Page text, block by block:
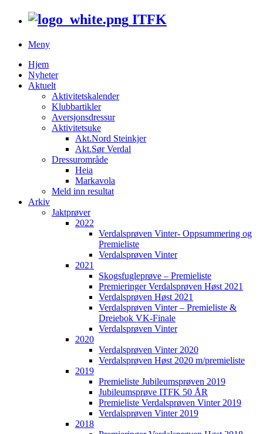
ITFK
Meny
Hjem
Nyheter
Aktuelt
Aktivitetskalender
Klubbartikler
Aversjonsdressur
Aktivitetsuke
Akt.Nord Steinkjer
Akt.Sør Verdal
Dressurområde
Heia
Markavola
Meld inn resultat
Arkiv
Jaktprøver
2022
Verdalsprøven Vinter- Oppsummering og
Premieliste
Verdalsprøven Vinter
2021
Skogsfugleprøve – Premieliste
Premieringer Verdalsprøven Høst 2021
Verdalsprøven Høst 2021
Verdalsprøven Vinter – Premieliste &
Dreiebok VK-Finale
Verdalsprøven Vinter
2020
Verdalsprøven Vinter 2020
Verdalsprøven Høst 2020 m/premieliste
2019
Premieliste Jubileumsprøven 2019
Jubileumsprøve ITFK 50 ÅR
Premieliste Verdalsprøven Vinter 2019
Verdalsprøven Vinter 2019
2018